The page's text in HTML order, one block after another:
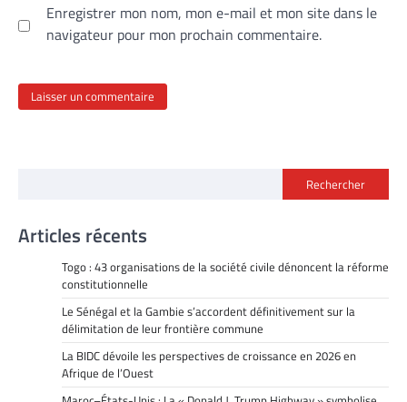
Enregistrer mon nom, mon e-mail et mon site dans le
navigateur pour mon prochain commentaire.
Rechercher
Articles récents
Togo : 43 organisations de la société civile dénoncent la réforme
constitutionnelle
Le Sénégal et la Gambie s’accordent définitivement sur la
délimitation de leur frontière commune
La BIDC dévoile les perspectives de croissance en 2026 en
Afrique de l’Ouest